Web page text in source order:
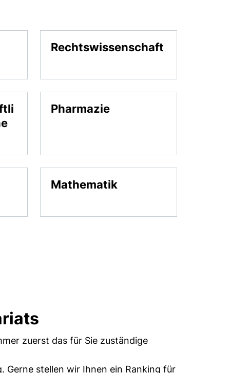
Rechtswissenschaft
Pharmazie
Mathematik
zuerst das für Sie zuständige
stellen wir Ihnen ein Ranking für